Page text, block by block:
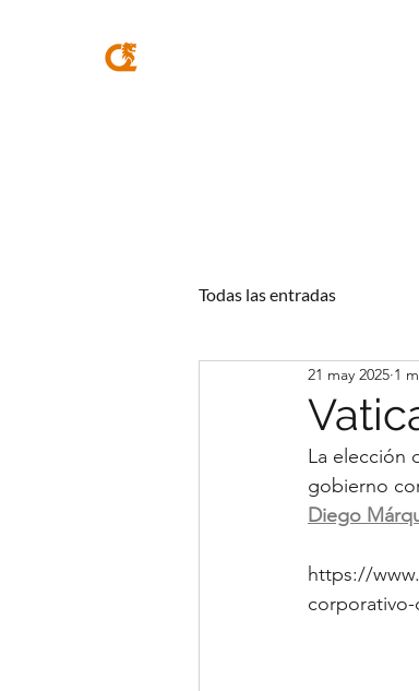
Todas las entradas
21 may 2025 1
La elección
gobierno
Diego
https://
corporativo-